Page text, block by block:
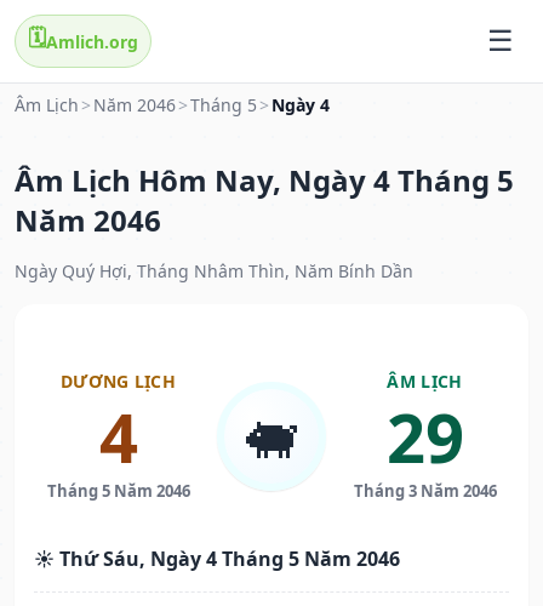
🗓️Amlich.org
Âm Lịch > Năm 2046>Tháng 5 > Ngày 4
Âm Lịch Hôm Nay, Ngày 4 Tháng 5
Năm 2046
Ngày Quý Hợi, Tháng Nhâm Thìn, Năm Bính Dần
DƯƠNG LỊCH
4
Tháng 5 Năm 2046
🐖
ÂM LỊCH
29
Tháng 3 Năm 2046
☀️ Thứ Sáu, Ngày 4 Tháng 5 Năm 2046